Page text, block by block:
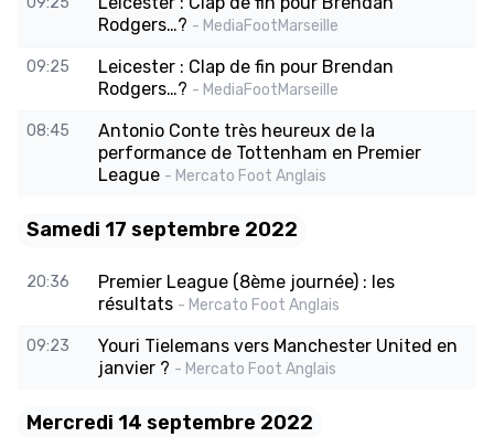
Rodgers…? - MediaFootMarseille
09:25
Leicester : Clap de fin pour Brendan
Rodgers…? - MediaFootMarseille
08:45
Antonio Conte très heureux de la
performance de Tottenham en Premier
League - Mercato Foot Anglais
Samedi 17 septembre 2022
20:36
Premier League (8ème journée) : les
résultats - Mercato Foot Anglais
09:23
Youri Tielemans vers Manchester United en
janvier ? - Mercato Foot Anglais
Mercredi 14 septembre 2022